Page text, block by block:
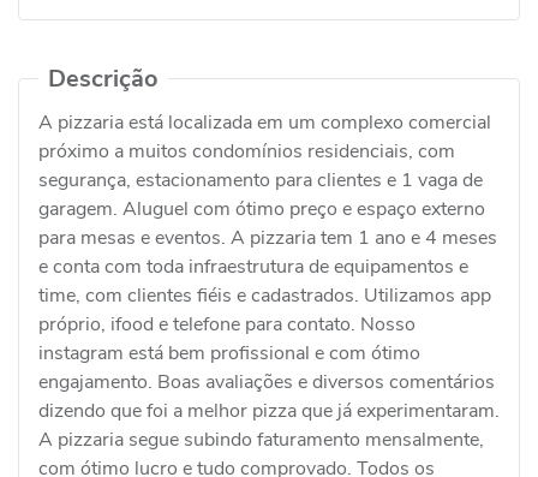
Descrição
A pizzaria está localizada em um complexo comercial
próximo a muitos condomínios residenciais, com
segurança, estacionamento para clientes e 1 vaga de
garagem. Aluguel com ótimo preço e espaço externo
para mesas e eventos. A pizzaria tem 1 ano e 4 meses
e conta com toda infraestrutura de equipamentos e
time, com clientes fiéis e cadastrados. Utilizamos app
próprio, ifood e telefone para contato. Nosso
instagram está bem profissional e com ótimo
engajamento. Boas avaliações e diversos comentários
dizendo que foi a melhor pizza que já experimentaram.
A pizzaria segue subindo faturamento mensalmente,
com ótimo lucro e tudo comprovado. Todos os